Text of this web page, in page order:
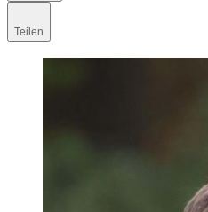
Teilen